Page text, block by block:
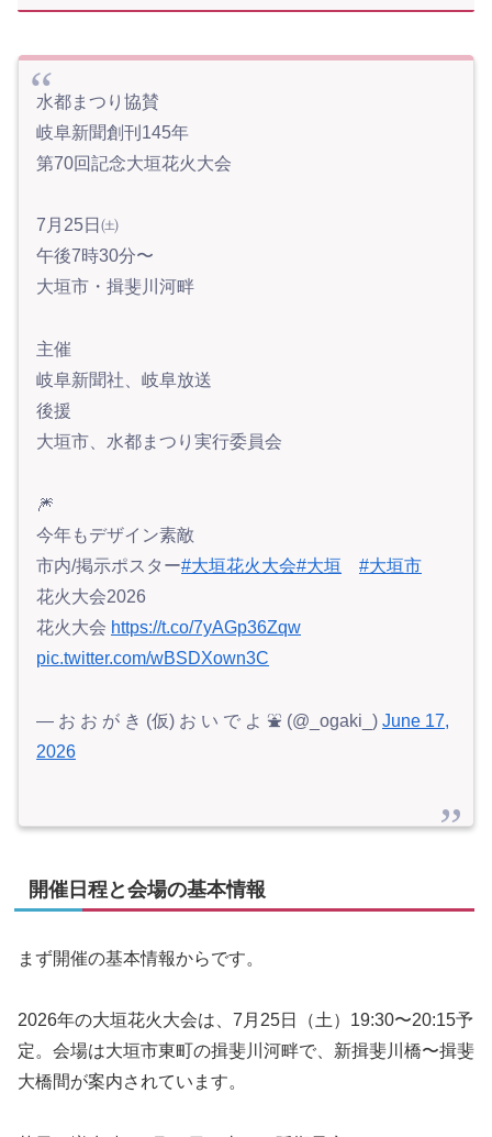
水都まつり協賛
岐阜新聞創刊145年
第70回記念大垣花火大会
7月25日㈯
午後7時30分〜
大垣市・揖斐川河畔
主催
岐阜新聞社、岐阜放送
後援
大垣市、水都まつり実行委員会
🎆
今年もデザイン素敵
市内/掲示ポスター#大垣花火大会#大垣
#大垣市
花火大会2026
花火大会 https://t.co/7yAGp36Zqw
pic.twitter.com/wBSDXown3C
— お お が き (仮) お い で よ ⛲ (@_ogaki_) June 17,
2026
開催日程と会場の基本情報
まず開催の基本情報からです。
2026年の大垣花火大会は、7月25日（土）19:30〜20:15予
定。会場は大垣市東町の揖斐川河畔で、新揖斐川橋〜揖斐
大橋間が案内されています。